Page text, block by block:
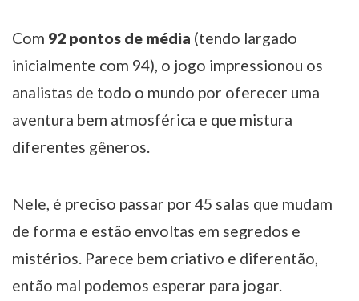
Com 92 pontos de média (tendo largado
inicialmente com 94), o jogo impressionou os
analistas de todo o mundo por oferecer uma
aventura bem atmosférica e que mistura
diferentes gêneros.
Nele, é preciso passar por 45 salas que mudam
de forma e estão envoltas em segredos e
mistérios. Parece bem criativo e diferentão,
então mal podemos esperar para jogar.